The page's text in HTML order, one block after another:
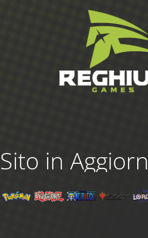
Sito in